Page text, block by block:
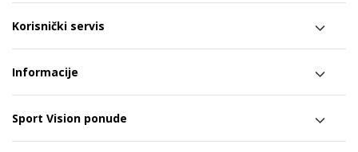
Korisnički servis
Informacije
Sport Vision ponude